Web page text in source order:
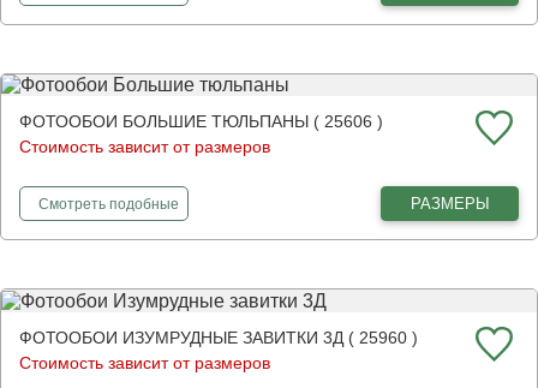
ФОТООБОИ БОЛЬШИЕ ТЮЛЬПАНЫ ( 25606 )
Стоимость зависит от размеров
Смотретьфотообои
подобные РАЗМЕРЫ
ФОТООБОИ ИЗУМРУДНЫЕ ЗАВИТКИ 3Д ( 25960 )
Стоимость зависит от размеров